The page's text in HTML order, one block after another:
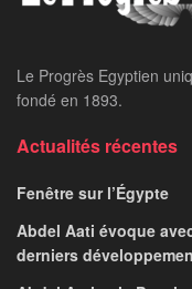
Le Progrès Egyptien
fondé en 1893.
Actualités récentes
Fenêtre sur l’Égypte
Abdel Aati évoque
derniers